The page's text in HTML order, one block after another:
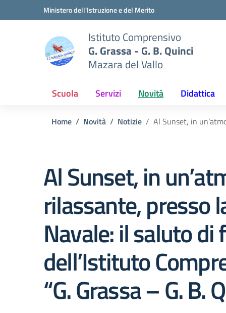
Vai ai contenuti
Vai al menu di navigazioneMinistero dell'Istruzione e del Merito
Istituto Comprensivo
G. Grassa - G. B. Quinci
Mazara del Vallo
Scuola Servizi Novità Didattica
Home Novità Notizie Al Sunset, in
Al Sunset, in
rilassante, presso
Navale: il saluto di
dell’Istituto
“G. Grassa – G. B.